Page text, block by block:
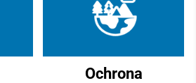
Ochrona